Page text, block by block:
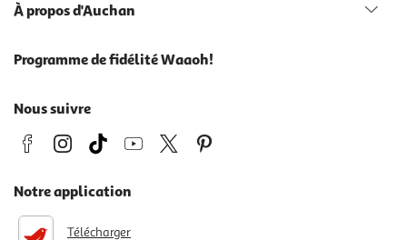
À propos d'Auchan
Programme de fidélité Waaoh!
Nous suivre
Notre application
Télécharger